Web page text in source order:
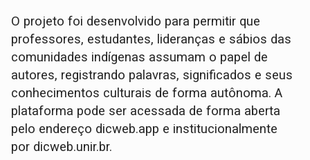
O projeto foi desenvolvido para permitir que
professores, estudantes, lideranças e sábios das
comunidades indígenas assumam o papel de
autores, registrando palavras, significados e seus
conhecimentos culturais de forma autônoma. A
plataforma pode ser acessada de forma aberta
pelo endereço dicweb.app e institucionalmente
por dicweb.unir.br.